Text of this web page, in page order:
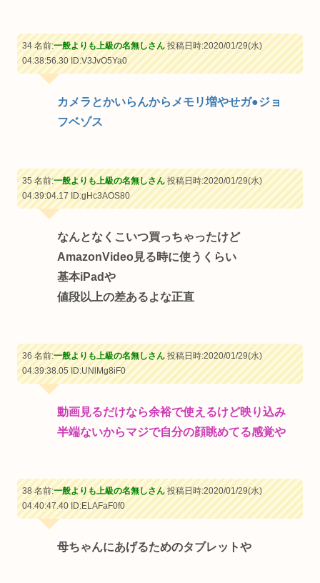
34 名前:一般よりも上級の名無しさん投稿日時:2020/01/29(水)
04:38:56.30ID:V3JvO5Ya0
カメラとかいらんからメモリ増やせガ●ジョ
フベゾス
35 名前:一般よりも上級の名無しさん投稿日時:2020/01/29(水)
04:39:04.17ID:gHc3AOS80
なんとなくこいつ買っちゃったけど
AmazonVideo見る時に使うくらい
基本iPadや
値段以上の差あるよな正直
36 名前:一般よりも上級の名無しさん投稿日時:2020/01/29(水)
04:39:38.05ID:UNlMg8iF0
動画見るだけなら余裕で使えるけど映り込み
半端ないからマジで自分の顔眺めてる感覚や
38 名前:一般よりも上級の名無しさん投稿日時:2020/01/29(水)
04:40:47.40ID:ELAFaF0f0
母ちゃんにあげるためのタブレットや